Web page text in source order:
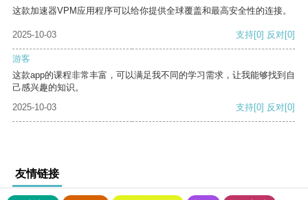
这款加速器VPM应用程序可以给你提供全球覆盖和最高安全性的连接。
2025-10-03 支持[0] 反对[0]
游客
这款app的课程非常丰富，可以满足我不同的学习需求，让我能够找到自
己感兴趣的知识。
2025-10-03
支持[0] 反对[0]
友情链接